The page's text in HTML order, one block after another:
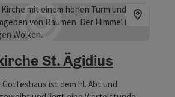
St. Ägidius
ist dem hl. Abt und